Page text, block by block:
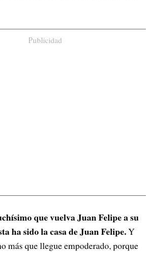
Publicidad
que vuelva Juan Felipe a su
ha sido la casa de Juan Felipe.Y
más que llegue empoderado, porque